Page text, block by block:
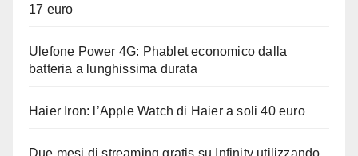
17 euro
Ulefone Power 4G: Phablet economico dalla
batteria a lunghissima durata
Haier Iron: l’Apple Watch di Haier a soli 40 euro
Due mesi di streaming gratis su Infinity utilizzando